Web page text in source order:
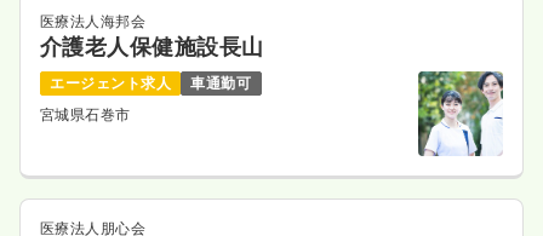
医療法人海邦会
介護老人保健施設長山
エージェント求人
車通勤可
宮城県石巻市
医療法人朋心会